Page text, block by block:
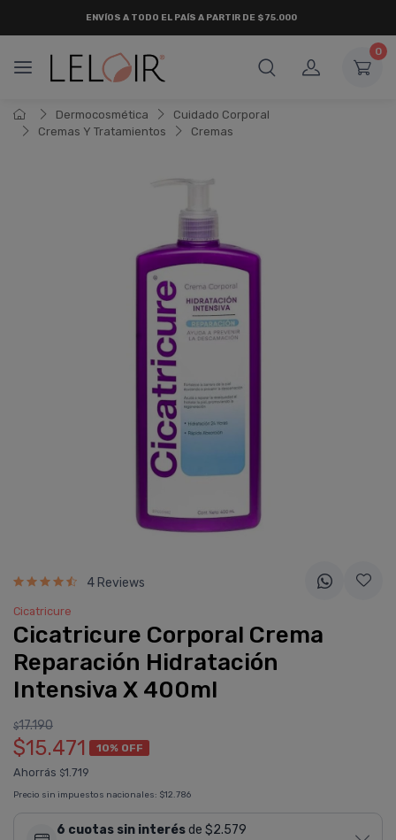
ENVÍOS A TODO EL PAÍS A PARTIR DE $75.000
0
Dermocosmética
Cuidado Corporal
Cremas Y Tratamientos
Cremas
4 Reviews
Cicatricure
Cicatricure Corporal Crema
Reparación Hidratación
Intensiva X 400ml
$17.190
$15.471 10% OFF
Ahorrás $1.719
Precio sin impuestos nacionales: $12.786
6 cuotas sin interésde $2.579